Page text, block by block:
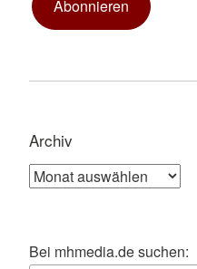
Abonnieren
Archiv
Archiv
Bei mhmedia.de suchen: